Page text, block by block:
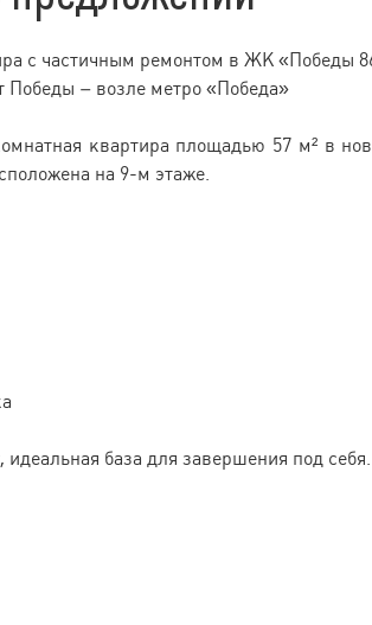
с частичным ремонтом в ЖК «Победы
Победы – возле метро «Победа»
квартира площадью 57 м² в
на 9-м этаже.
база для завершения под себя.